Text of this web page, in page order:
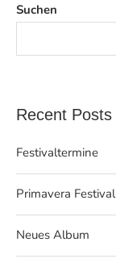
Suchen
Recent Posts
Festivaltermine
Primavera Festival
Neues Album